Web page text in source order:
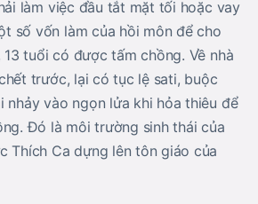
làm việc đầu tắt mặt tối hoặc vay
số vốn làm của hồi môn để cho
tuổi có được tấm chồng. Về nhà
trước, lại có tục lệ sati, buộc
nhảy vào ngọn lửa khi hỏa thiêu để
Ðó là môi trường sinh thái của
Thích Ca dựng lên tôn giáo của